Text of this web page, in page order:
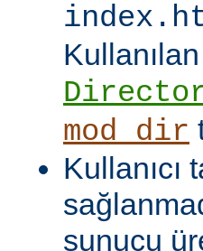
mod_dir
Kullanıcı
sunucu